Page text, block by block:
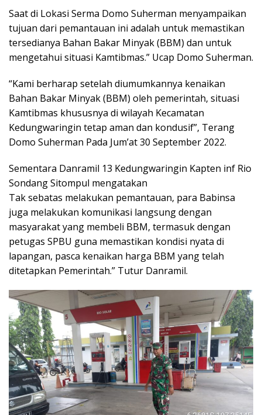
Saat di Lokasi Serma Domo Suherman menyampaikan
tujuan dari pemantauan ini adalah untuk memastikan
tersedianya Bahan Bakar Minyak (BBM) dan untuk
mengetahui situasi Kamtibmas.” Ucap Domo Suherman.
“Kami berharap setelah diumumkannya kenaikan
Bahan Bakar Minyak (BBM) oleh pemerintah, situasi
Kamtibmas khususnya di wilayah Kecamatan
Kedungwaringin tetap aman dan kondusif”, Terang
Domo Suherman Pada Jum’at 30 September 2022.
Sementara Danramil 13 Kedungwaringin Kapten inf Rio
Sondang Sitompul mengatakan
Tak sebatas melakukan pemantauan, para Babinsa
juga melakukan komunikasi langsung dengan
masyarakat yang membeli BBM, termasuk dengan
petugas SPBU guna memastikan kondisi nyata di
lapangan, pasca kenaikan harga BBM yang telah
ditetapkan Pemerintah.” Tutur Danramil.